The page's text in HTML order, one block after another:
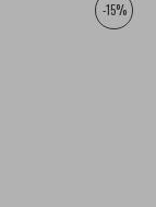
-15%